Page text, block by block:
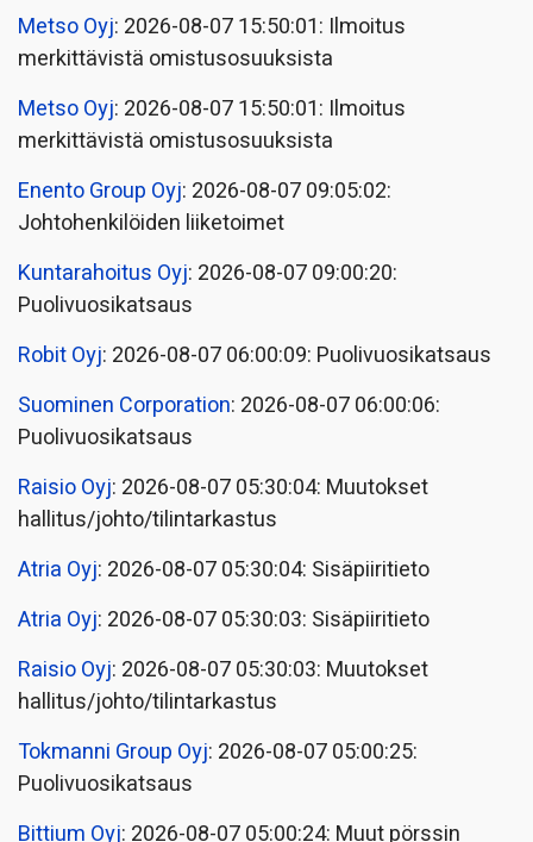
Metso Oyj: 2026-08-07 15:50:01: Ilmoitus
merkittävistä omistusosuuksista
Metso Oyj: 2026-08-07 15:50:01: Ilmoitus
merkittävistä omistusosuuksista
Enento Group Oyj: 2026-08-07 09:05:02:
Johtohenkilöiden liiketoimet
Kuntarahoitus Oyj: 2026-08-07 09:00:20:
Puolivuosikatsaus
Robit Oyj: 2026-08-07 06:00:09: Puolivuosikatsaus
Suominen Corporation: 2026-08-07 06:00:06:
Puolivuosikatsaus
Raisio Oyj: 2026-08-07 05:30:04: Muutokset
hallitus/johto/tilintarkastus
Atria Oyj: 2026-08-07 05:30:04: Sisäpiiritieto
Atria Oyj: 2026-08-07 05:30:03: Sisäpiiritieto
Raisio Oyj: 2026-08-07 05:30:03: Muutokset
hallitus/johto/tilintarkastus
Tokmanni Group Oyj: 2026-08-07 05:00:25:
Puolivuosikatsaus
Bittium Oyj: 2026-08-07 05:00:24: Muut pörssin